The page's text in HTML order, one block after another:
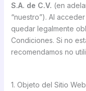
S.A. de C.V. (en
“nuestro”). Al
quedar legalmente
Condiciones. Si no
recomendamos no
1. Objeto del Sitio Web